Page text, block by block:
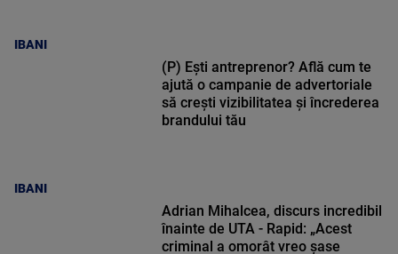
IBANI
IBANI
(P) Ești antreprenor? Află cum te
ajută o campanie de advertoriale
să crești vizibilitatea și încrederea
brandului tău
Adrian Mihalcea, discurs incredibil
înainte de UTA - Rapid: „Acest
criminal a omorât vreo șase